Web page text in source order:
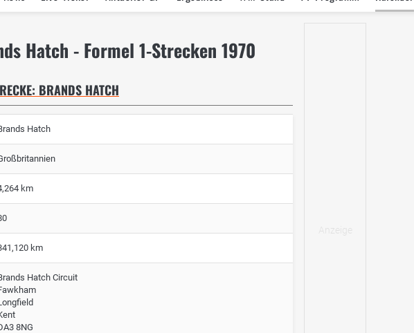
Hatch - Formel 1-Strecken 1970
BRANDS HATCH
Hatch
km
km
Hatch Circuit
8NG